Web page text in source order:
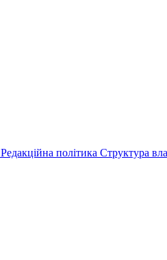
Редакційна політика Структура